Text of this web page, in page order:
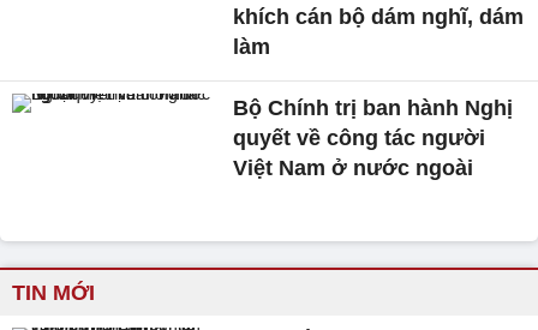
khích cán bộ dám nghĩ, dám
làm
Bộ Chính trị ban hành Nghị
quyết về công tác người
Việt Nam ở nước ngoài
TIN MỚI